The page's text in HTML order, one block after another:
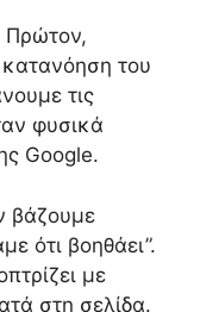
Πρώτον,
του
τις
φυσικά
Google.
βάζουμε
ότι βοηθάει”.
με
στη σελίδα.